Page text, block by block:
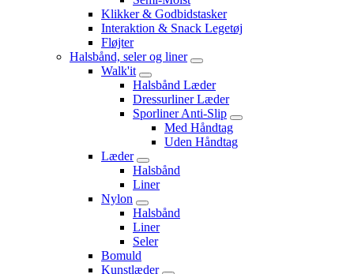
Klikker & Godbidstasker
Interaktion & Snack Legetøj
Fløjter
Halsbånd, seler og liner
Walk'it
Halsbånd Læder
Dressurliner Læder
Sporliner Anti-Slip
Med Håndtag
Uden Håndtag
Læder
Halsbånd
Liner
Nylon
Halsbånd
Liner
Seler
Bomuld
Kunstlæder